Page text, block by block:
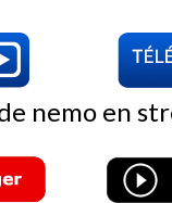
nemo en